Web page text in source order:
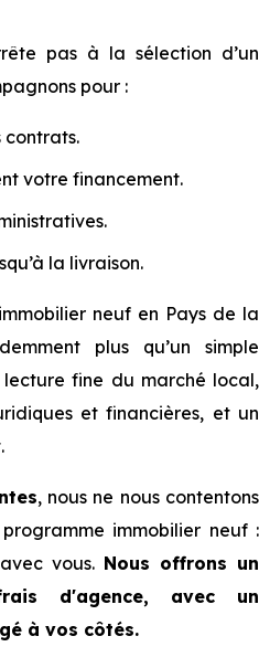
pas à la sélection d’un
pour :
contrats.
votre financement.
la livraison.
neuf en Pays de la
plus qu’un simple
fine du marché local,
et financières, et un
, nous ne nous contentons
immobilier neuf :
vous. Nous offrons un
d'agence, avec un
à vos côtés.